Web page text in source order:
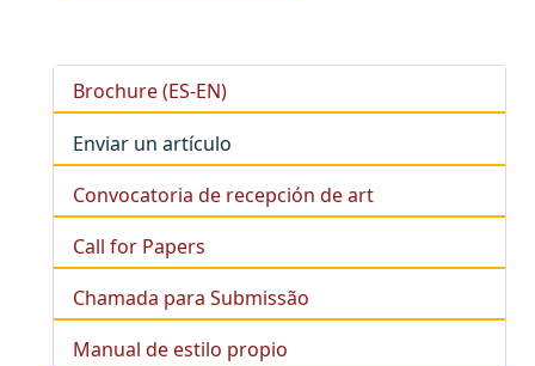
Brochure (ES-EN)
Enviar un artículo
Convocatoria de recepción de art
Call for Papers
Chamada para Submissão
Manual de estilo propio